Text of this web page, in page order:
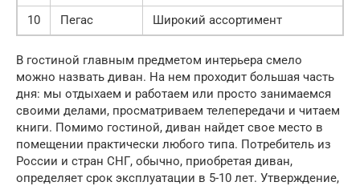
10
Пегас Широкий ассортимент
В гостиной главным предметом интерьера смело
можно назвать диван. На нем проходит большая часть
дня: мы отдыхаем и работаем или просто занимаемся
своими делами, просматриваем телепередачи и читаем
книги. Помимо гостиной, диван найдет свое место в
помещении практически любого типа. Потребитель из
России и стран СНГ, обычно, приобретая диван,
определяет срок эксплуатации в 5-10 лет. Утверждение,